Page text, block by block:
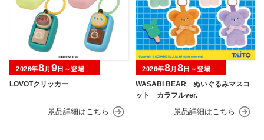
LOVOTクリッカー
2026年8月 9日～登場
WASABI BEAR ぬいぐるみマスコ
ット カラフルver.
2026年8月 8日～登場